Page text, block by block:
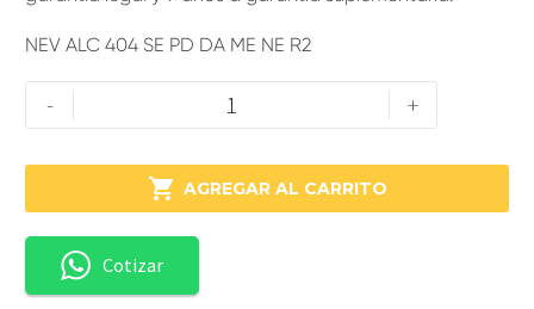
NEV ALC 404 SE PD DA ME NE R2
- +
 AGREGAR AL CARRITO
Cotizar